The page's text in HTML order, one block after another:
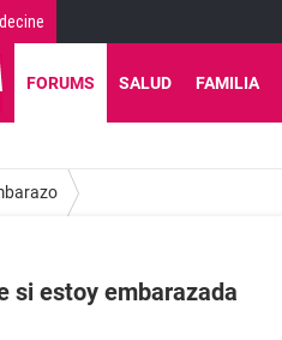
FORUMS SALUD FAMILIA
si estoy embarazada